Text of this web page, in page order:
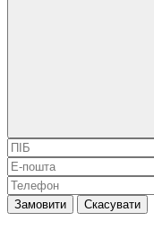
Замовити Скасувати